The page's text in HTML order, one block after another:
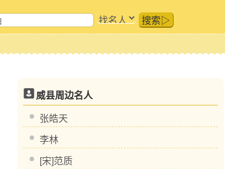
搜索▷
威县周边名人
张皓天
李林
[宋]范质